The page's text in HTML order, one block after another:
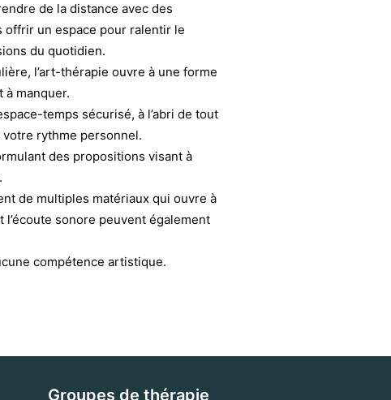
de la distance avec des
offrir un espace pour ralentir le
du quotidien.
l’art-thérapie ouvre à une forme
à manquer.
temps sécurisé, à l’abri de tout
rythme personnel.
des propositions visant à
de multiples matériaux qui ouvre à
sonore peuvent également
compétence artistique.
Groupes de thérapie